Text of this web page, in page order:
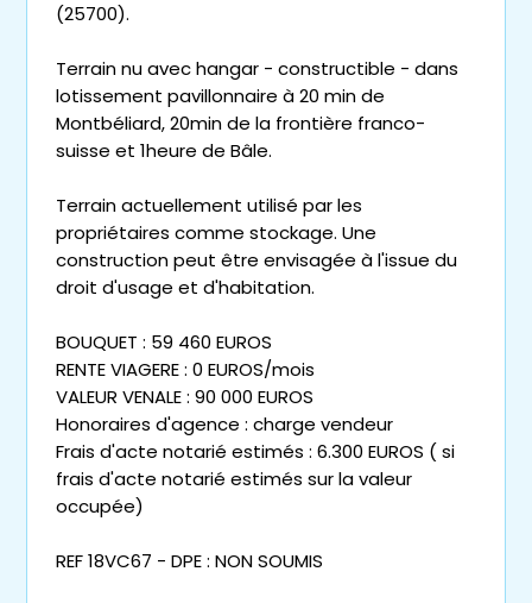
(25700).
Terrain nu avec hangar - constructible - dans
lotissement pavillonnaire à 20 min de
Montbéliard, 20min de la frontière franco-
suisse et 1heure de Bâle.
Terrain actuellement utilisé par les
propriétaires comme stockage. Une
construction peut être envisagée à l'issue du
droit d'usage et d'habitation.
BOUQUET : 59 460 EUROS
RENTE VIAGERE : 0 EUROS/mois
VALEUR VENALE : 90 000 EUROS
Honoraires d'agence : charge vendeur
Frais d'acte notarié estimés : 6.300 EUROS ( si
frais d'acte notarié estimés sur la valeur
occupée)
REF 18VC67 - DPE : NON SOUMIS